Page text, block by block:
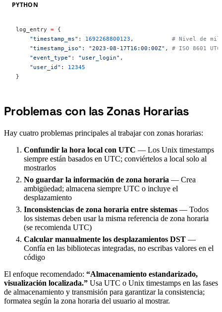
PYTHON
log_entry = {
    "timestamp_ms"
: 1692268800123 , # Nivel de
    "timestamp_iso"
: "2023-08-17T16:00:00Z" , # ISO 8601 UTC
    "event_type"
: "user_login" ,
    "user_id"
: 12345
}
#
Problemas con las Zonas Horarias
Hay cuatro problemas principales al trabajar con zonas horarias:
Confundir la hora local con UTC — Los Unix timestamps
siempre están basados en UTC; conviértelos a local solo al
mostrarlos
No guardar la información de zona horaria — Crea
ambigüedad; almacena siempre UTC o incluye el
desplazamiento
Inconsistencias de zona horaria entre sistemas — Todos
los sistemas deben usar la misma referencia de zona horaria
(se recomienda UTC)
Calcular manualmente los desplazamientos DST —
Confía en las bibliotecas integradas, no escribas valores en el
código
El enfoque recomendado: “Almacenamiento estandarizado,
visualización localizada.” Usa UTC o Unix timestamps en las fases
de almacenamiento y transmisión para garantizar la consistencia;
formatea según la zona horaria del usuario al mostrar.